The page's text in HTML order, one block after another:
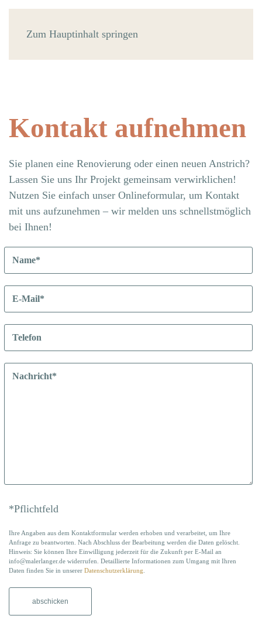
Zum Hauptinhalt springen
Kontakt aufnehmen
Sie planen eine Renovierung oder einen neuen Anstrich?
Lassen Sie uns Ihr Projekt gemeinsam verwirklichen!
Nutzen Sie einfach unser Onlineformular, um Kontakt
mit uns aufzunehmen – wir melden uns schnellstmöglich
bei Ihnen!
*Pflichtfeld
Ihre Angaben aus dem Kontaktformular werden erhoben und verarbeitet, um Ihre
Anfrage zu beantworten. Nach Abschluss der Bearbeitung werden die Daten gelöscht.
Hinweis: Sie können Ihre Einwilligung jederzeit für die Zukunft per E-Mail an
info@malerlanger.de widerrufen. Detaillierte Informationen zum Umgang mit Ihren
Daten finden Sie in unserer Datenschutzerklärung